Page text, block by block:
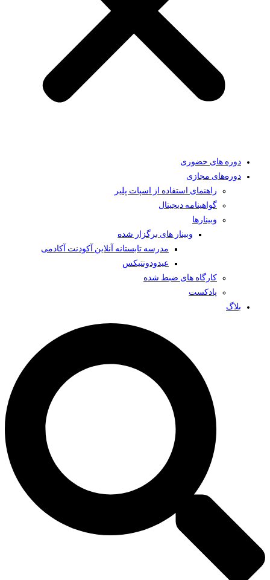
دوره های حضوری
دوره‌های مجازی
راهنمای استفاده از اسپات پلیر
گواهینامه دیجیتال
وبینار‌ها
وبینار های برگزار شده
مدرسه تابستانه آنلاین آکودنت آکادمی
عیدودونتیکس
کارگاه های ضبط شده
پادکست
بلاگ